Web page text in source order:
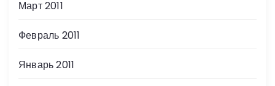
Март 2011
Февраль 2011
Январь 2011